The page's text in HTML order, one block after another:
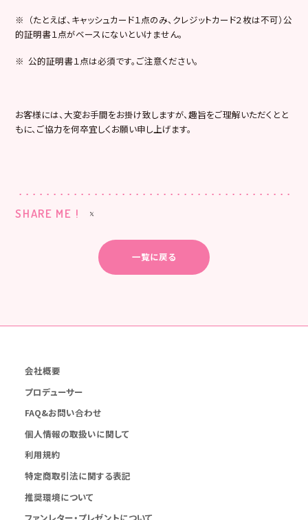
※ （たとえば、キャッシュカード１点のみ、クレジットカード２枚は不可）公
的証明書１点がベースにないといけません。
※ 公的証明書１点は必須です。ご注意ください。
お客様には、大変お手間をお掛け致しますが、趣旨をご理解いただくとと
もに、ご協力を何卒宜しくお願い申し上げます。
SHARE ME !
一覧に戻る
会社概要
プロデューサー
FAQ&お問い合わせ
個人情報の取扱いに関して
利用規約
特定商取引法に関する表記
推奨環境について